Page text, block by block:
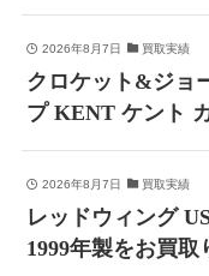
2026年8月7日 買取実績
クロケット&ジョ
プ KENT ケント
2026年8月7日 買取実績
レッドウィング
1999年製をお買取